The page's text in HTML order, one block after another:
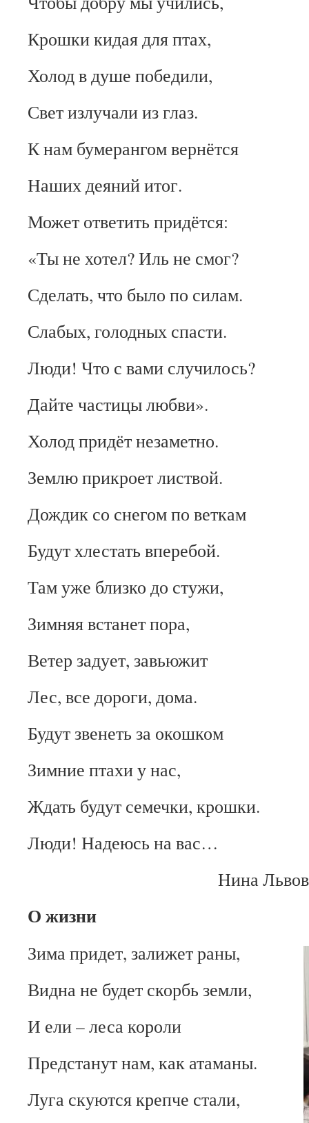
Крошки кидая для птах,
Холод в душе победили,
Свет излучали из глаз.
К нам бумерангом вернётся
Наших деяний итог.
Может ответить придётся:
«Ты не хотел? Иль не смог?
Сделать, что было по силам.
Слабых, голодных спасти.
Люди! Что с вами случилось?
Дайте частицы любви».
Холод придёт незаметно.
Землю прикроет листвой.
Дождик со снегом по веткам
Будут хлестать вперебой.
Там уже близко до стужи,
Зимняя встанет пора,
Ветер задует, завьюжит
Лес, все дороги, дома.
Будут звенеть за окошком
Зимние птахи у нас,
Ждать будут семечки, крошки.
Люди! Надеюсь на вас…
Нина
О жизни
Зима придет, залижет раны,
Видна не будет скорбь земли,
И ели – леса короли
Предстанут нам, как атаманы.
Луга скуются крепче стали,